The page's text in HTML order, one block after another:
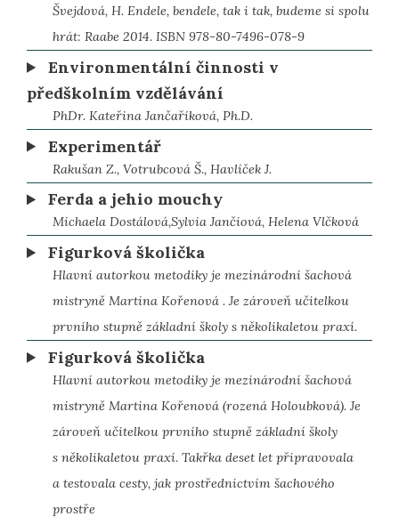
Švejdová, H. Endele, bendele, tak i tak, budeme si spolu
hrát: Raabe 2014. ISBN 978-80-7496-078-9
Environmentální činnosti v
předškolním vzdělávání
PhDr. Kateřina Jančaříková, Ph.D.
Experimentář
Rakušan Z., Votrubcová Š., Havlíček J.
Ferda a jehio mouchy
Michaela Dostálová,Sylvia Jančiová, Helena Vlčková
Figurková školička
Hlavní autorkou metodiky je mezinárodní šachová
mistryně Martina Kořenová . Je zároveň učitelkou
prvního stupně základní školy s několikaletou praxí.
Figurková školička
Hlavní autorkou metodiky je mezinárodní šachová
mistryně Martina Kořenová (rozená Holoubková). Je
zároveň učitelkou prvního stupně základní školy
s několikaletou praxí. Takřka deset let připravovala
a testovala cesty, jak prostřednictvím šachového
prostře